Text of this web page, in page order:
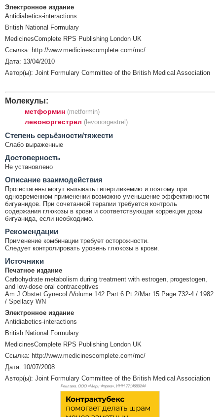
Электронное издание
Antidiabetics-interactions
British National Formulary
MedicinesComplete RPS Publishing London UK
Ссылка: http://www.medicinescomplete.com/mc/
Дата: 13/04/2010
Автор(ы): Joint Formulary Committee of the British Medical Association
Молекулы:
метформин (metformin)
левоноргестрел (levonorgestrel)
Cтепень серьёзности/тяжести
Слабо выраженные
Достоверность
Не установлено
Описание взаимодействия
Прогестагены могут вызывать гипергликемию и поэтому при
одновременном применении возможно уменьшение эффективности
бигуанидов. При сочетанной терапии требуется контроль
содержания глюкозы в крови и соответствующая коррекция дозы
бигуанида, если необходимо.
Рекомендации
Применение комбинации требует осторожности.
Следует контролировать уровень глюкозы в крови.
Источники
Печатное издание
Carbohydrate metabolism during treatment with estrogen, progestogen,
and low-dose oral contraceptives
Am J Obstet Gynecol /Volume:142 Part:6 Pt 2/Mar 15 Page:732-4 / 1982
/ Spellacy WN
Электронное издание
Antidiabetics-interactions
British National Formulary
MedicinesComplete RPS Publishing London UK
Ссылка: http://www.medicinescomplete.com/mc/
Дата: 10/07/2008
Автор(ы): Joint Formulary Committee of the British Medical Association
Реклама. ООО «Мерц Фарма», ИНН 7714689244